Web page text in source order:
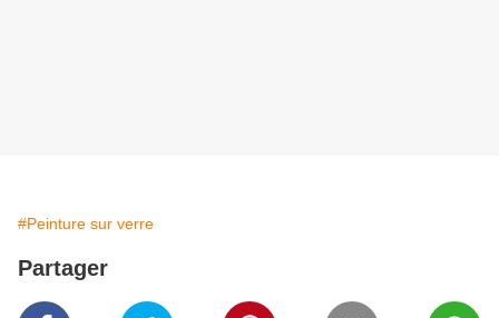
#Peinture sur verre
Partager